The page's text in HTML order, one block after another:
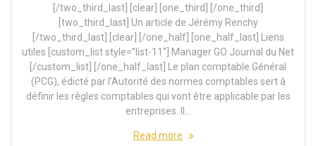
[/two_third_last] [clear] [one_third] [/one_third]
[two_third_last] Un article de Jérémy Renchy
[/two_third_last] [clear] [/one_half] [one_half_last] Liens
utiles [custom_list style=”list-11″] Manager GO Journal du Net
[/custom_list] [/one_half_last] Le plan comptable Général
(PCG), édicté par l’Autorité des normes comptables sert à
définir les règles comptables qui vont être applicable par les
entreprises. Il…
Read more